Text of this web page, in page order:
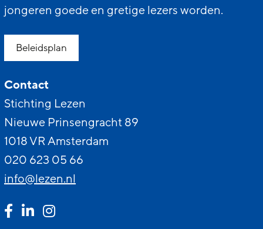
jongeren goede en gretige lezers worden.
Beleidsplan
Contact
Stichting Lezen
Nieuwe Prinsengracht 89
1018 VR Amsterdam
020 623 05 66
info@lezen.nl